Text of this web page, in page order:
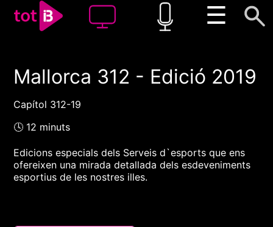
☰
00:00 00:00
Mallorca 312 - Edició 2019
Capítol 312-19
🕓 12 minuts
Edicions especials dels Serveis d`esports que ens
ofereixen una mirada detallada dels esdeveniments
esportius de les nostres illes.